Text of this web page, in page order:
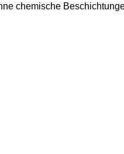
chemische